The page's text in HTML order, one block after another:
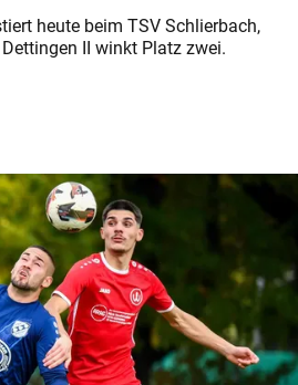
heute beim TSV Schlierbach,
II winkt Platz zwei.